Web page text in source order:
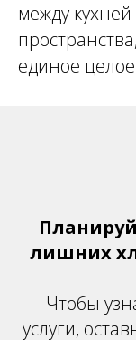
между кухней
единое
лишних
Чтобы
услуги,